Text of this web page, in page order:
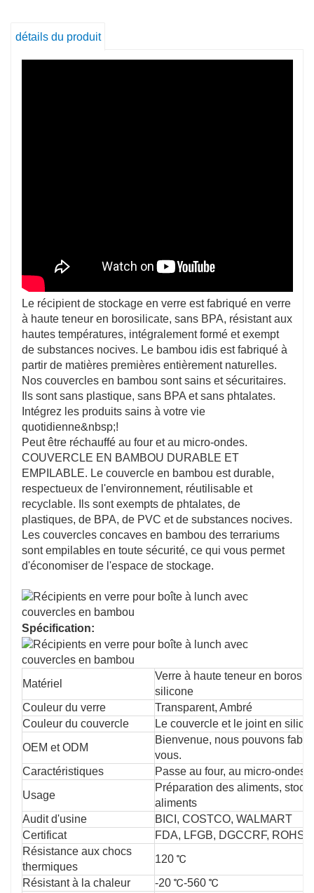
de stockage.
6) Sans BPA
détails du produit
Le récipient de stockage en verre est fabriqué en verre
à haute teneur en borosilicate, sans BPA, résistant aux
hautes températures, intégralement formé et exempt
de substances nocives. Le bambou idis est fabriqué à
partir de matières premières entièrement naturelles.
Nos couvercles en bambou sont sains et sécuritaires.
Ils sont sans plastique, sans BPA et sans phtalates.
Intégrez les produits sains à votre vie
quotidienne&nbsp;!
Peut être réchauffé au four et au micro-ondes.
COUVERCLE EN BAMBOU DURABLE ET
EMPILABLE. Le couvercle en bambou est durable,
respectueux de l'environnement, réutilisable et
recyclable. Ils sont exempts de phtalates, de
plastiques, de BPA, de PVC et de substances nocives.
Les couvercles concaves en bambou des terrariums
sont empilables en toute sécurité, ce qui vous permet
d'économiser de l'espace de stockage.
Spécification:
Matériel
Verre à haute teneur en
silicone
Couleur du verre
Transparent, Ambré
Couleur du couvercle
Le couvercle et le joint en
OEM et ODM
Bienvenue, nous pouvons
vous.
Caractéristiques
Passe au four, au micro-
Usage
Préparation des aliments,
aliments
Audit d'usine
BICI, COSTCO, WALMART
Certificat
FDA, LFGB, DGCCRF, ROHS,
Résistance aux chocs
thermiques
120 ℃
Résistant à la chaleur
-20 ℃-560 ℃